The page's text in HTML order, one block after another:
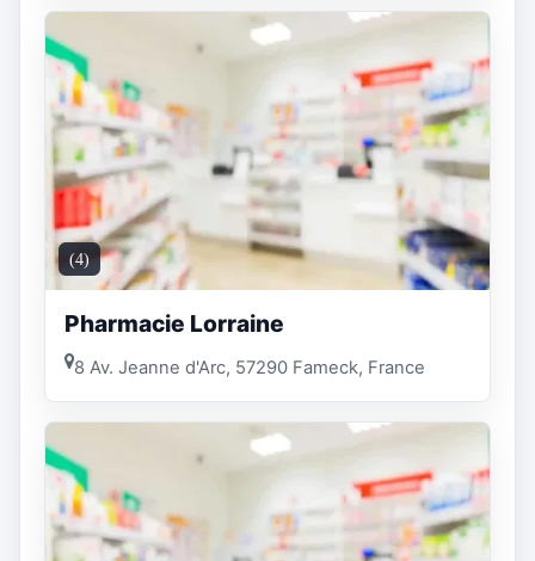
(4)
Pharmacie Lorraine
8 Av. Jeanne d'Arc, 57290 Fameck, France